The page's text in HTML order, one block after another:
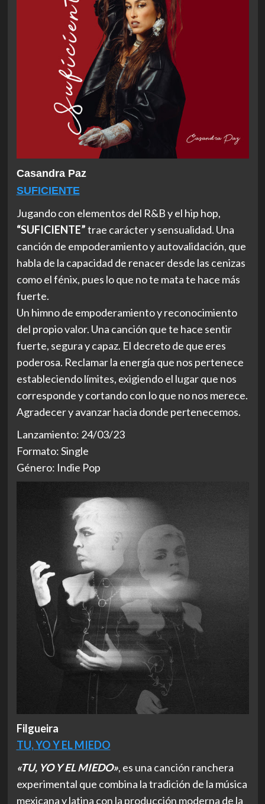
Casandra Paz
SUFICIENTE
Jugando con elementos del R&B y el hip hop,
“SUFICIENTE”trae carácter y sensualidad. Una
canción de empoderamiento y autovalidación, que
habla de la capacidad de renacer desde las cenizas
como el fénix, pues lo que no te mata te hace más
fuerte.
Un himno de empoderamiento y reconocimiento
del propio valor. Una canción que te hace sentir
fuerte, segura y capaz. El decreto de que eres
poderosa. Reclamar la energía que nos pertenece
estableciendo límites, exigiendo el lugar que nos
corresponde y cortando con lo que no nos merece.
Agradecer y avanzar hacia donde pertenecemos.
Lanzamiento: 24/03/23
Formato: Single
Género: Indie Pop
Filgueira
TU, YO Y EL MIEDO
«TU, YO Y EL MIEDO», es una canción ranchera
experimental que combina la tradición de la música
mexicana y latina con la producción moderna de la